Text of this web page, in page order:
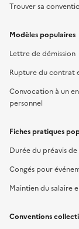
Trouver sa
Modèles populaires
Lettre de démission
Rupture du contrat
Convocation à un
personnel
Fiches pratiques
Durée du préavis
Congés pour
Maintien du salaire
Conventions